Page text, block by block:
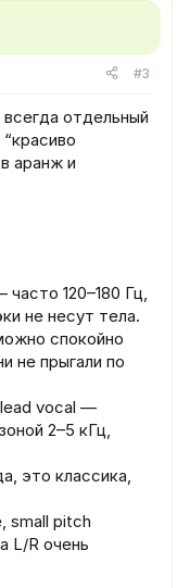
#3
отдельный
аранж и
часто 120–180 Гц,
не несут тела.
спокойно
не прыгали по
vocal —
2–5 кГц,
это классика,
small pitch
L/R очень